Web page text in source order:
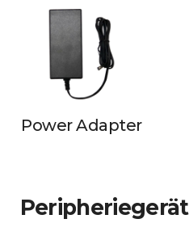
Power Adapter
Peripheriegerät